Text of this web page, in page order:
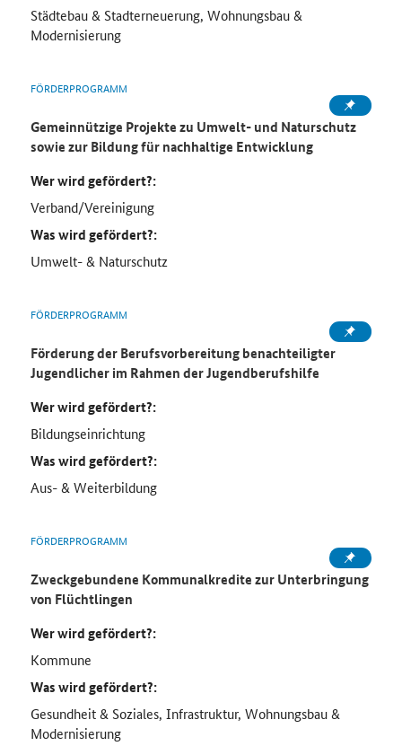
Städtebau & Stadterneuerung, Wohnungsbau &
Modernisierung
FÖRDERPROGRAMM
Gemeinnützige Projekte zu Umwelt- und Naturschutz
sowie zur Bildung für nachhaltige Entwicklung
Wer wird gefördert?:
Verband/Vereinigung
Was wird gefördert?:
Umwelt- & Naturschutz
FÖRDERPROGRAMM
Förderung der Berufsvorbereitung benachteiligter
Jugendlicher im Rahmen der Jugendberufshilfe
Wer wird gefördert?:
Bildungseinrichtung
Was wird gefördert?:
Aus- & Weiterbildung
FÖRDERPROGRAMM
Zweckgebundene Kommunalkredite zur Unterbringung
von Flüchtlingen
Wer wird gefördert?:
Kommune
Was wird gefördert?:
Gesundheit & Soziales, Infrastruktur, Wohnungsbau &
Modernisierung